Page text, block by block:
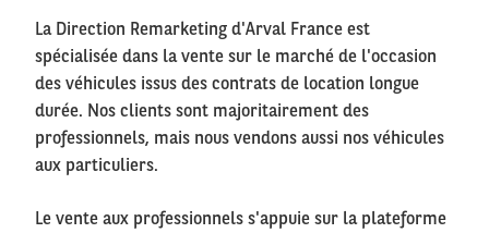
La Direction Remarketing d'Arval France est
spécialisée dans la vente sur le marché de l'occasion
des véhicules issus des contrats de location longue
durée. Nos clients sont majoritairement des
professionnels, mais nous vendons aussi nos véhicules
aux particuliers.
Le vente aux professionnels s'appuie sur la plateforme